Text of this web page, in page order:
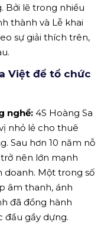
Bởi lẽ trong nhiều
thành và Lễ khai
sự giải thích trên,
Việt để tổ chức
nghề: 4S Hoàng Sa
nhỏ lẻ cho thuê
Sau hơn 10 năm nỗ
nên lớn mạnh
doanh. Một trong số
âm thanh, ánh
đã đồng hành
gầy dựng.